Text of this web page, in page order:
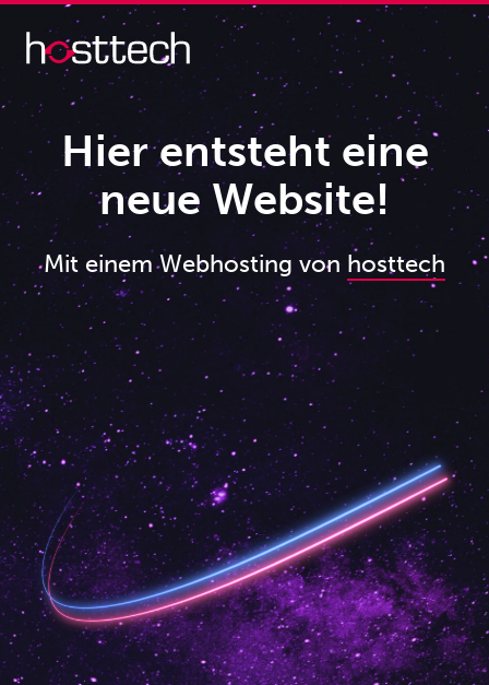
Hier entsteht eine
neue Website!
Mit einem Webhosting von hosttech